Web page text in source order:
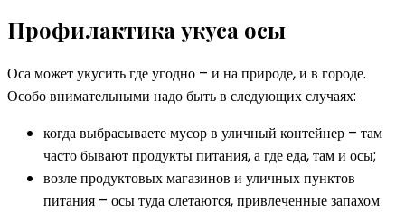
Профилактика укуса осы
Оса может укусить где угодно – и на природе, и в городе.
Особо внимательными надо быть в следующих случаях:
когда выбрасываете мусор в уличный контейнер – там
часто бывают продукты питания, а где еда, там и осы;
возле продуктовых магазинов и уличных пунктов
питания – осы туда слетаются, привлеченные запахом